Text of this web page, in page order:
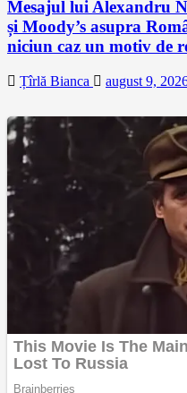
Mesajul lui Alexandru
și Moody’s asupra
niciun caz un motiv de
Țîrlă Bianca august 9,